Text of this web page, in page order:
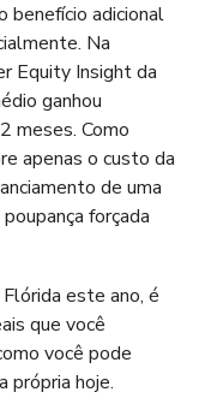
benefício adicional
Na
Equity Insight da
ganhou
meses. Como
apenas o custo da
de uma
forçada
este ano, é
que você
você pode
própria hoje.